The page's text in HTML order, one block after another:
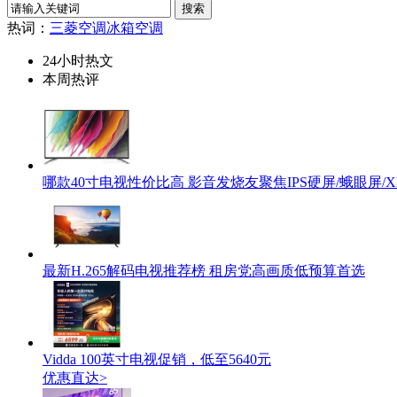
热词： 三菱空调冰箱空调
24小时热文
本周热评
哪款40寸电视性价比高 影音发烧友聚焦IPS硬屏/蛾眼屏/
最新H.265解码电视推荐榜 租房党高画质低预算首选
Vidda 100英寸电视促销，低至5640元
优惠直达>